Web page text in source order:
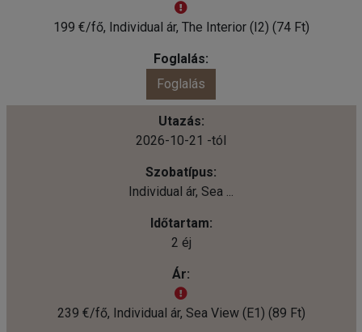
199 €/fő, Individual ár, The Interior (I2) (74 Ft)
Foglalás
2026-10-21 -tól
Individual ár, Sea ...
2 éj
239 €/fő, Individual ár, Sea View (E1) (89 Ft)